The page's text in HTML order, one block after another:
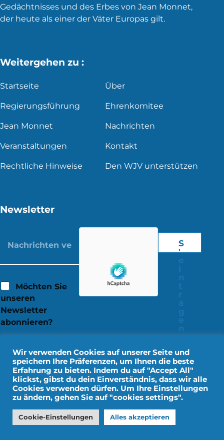
Gedächtnisses und des Erbes von Jean Monnet,
der heute als einer der Väter Europas gilt.
Weitergehen zu :
Startseite Über
Regierungsführung Ehrenkomitee
Jean Monnet Nachrichten
Veranstaltungen Kontakt
Rechtliche Hinweise Den WJV unterstützen
Newsletter
Möchten Sie
unseren
Newsletter
abonnieren?
S
'
Rechtliche Hinweise
Wir verwenden Cookies auf unserer Seite und
speichern Ihre Präferenzen, um Ihnen die beste
Erfahrung zu bieten. Indem du auf "Accept All"
klickst, gibst du dein Einverständnis, dass wir alle
Cookies verwenden dürfen. Um Ihre Einstellungen
zu ändern, gehen Sie auf "cookies settings".
Cookie-Einstellungen Alles akzeptieren